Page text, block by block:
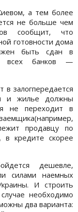
а тем более
не больше чем
сообщит, что
готовности дома
быть сдан в
всех банков —
в залогпередается
и жилье должны
не переходит в
продавцу по
в кредите скорее
дешевле,
силами наемных
И строить
необходимо
два варианта: